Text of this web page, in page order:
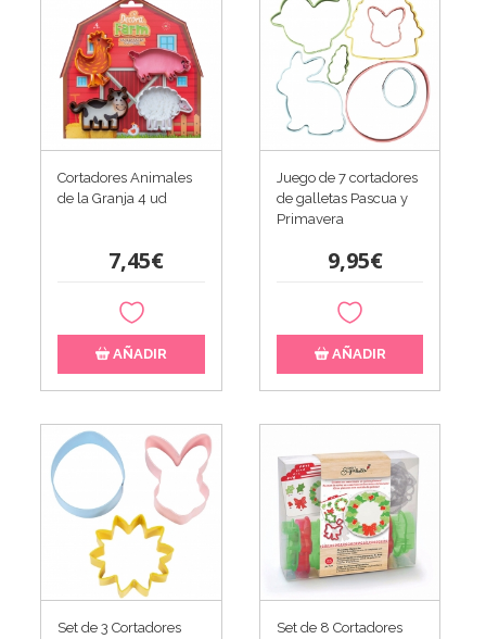
Cortadores Animales
de la Granja 4 ud
7,45€
AÑADIR
Juego de 7 cortadores
de galletas Pascua y
Primavera
9,95€
AÑADIR
Set de 3 Cortadores
Set de 8 Cortadores